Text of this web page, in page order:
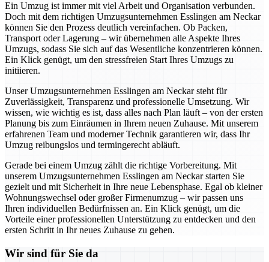
Ein Umzug ist immer mit viel Arbeit und Organisation verbunden.
Doch mit dem richtigen Umzugsunternehmen Esslingen am Neckar
können Sie den Prozess deutlich vereinfachen. Ob Packen,
Transport oder Lagerung – wir übernehmen alle Aspekte Ihres
Umzugs, sodass Sie sich auf das Wesentliche konzentrieren können.
Ein Klick genügt, um den stressfreien Start Ihres Umzugs zu
initiieren.
Unser Umzugsunternehmen Esslingen am Neckar steht für
Zuverlässigkeit, Transparenz und professionelle Umsetzung. Wir
wissen, wie wichtig es ist, dass alles nach Plan läuft – von der ersten
Planung bis zum Einräumen in Ihrem neuen Zuhause. Mit unserem
erfahrenen Team und moderner Technik garantieren wir, dass Ihr
Umzug reibungslos und termingerecht abläuft.
Gerade bei einem Umzug zählt die richtige Vorbereitung. Mit
unserem Umzugsunternehmen Esslingen am Neckar starten Sie
gezielt und mit Sicherheit in Ihre neue Lebensphase. Egal ob kleiner
Wohnungswechsel oder großer Firmenumzug – wir passen uns
Ihren individuellen Bedürfnissen an. Ein Klick genügt, um die
Vorteile einer professionellen Unterstützung zu entdecken und den
ersten Schritt in Ihr neues Zuhause zu gehen.
Wir sind für Sie da